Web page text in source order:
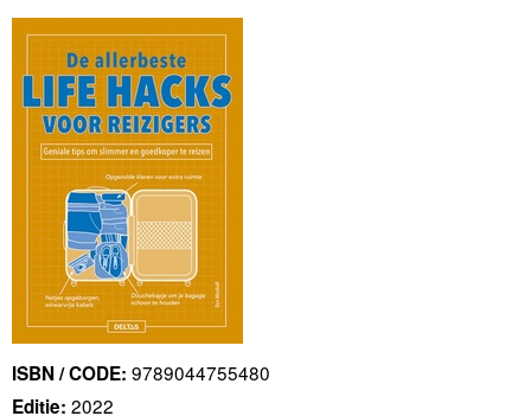
ISBN / CODE: 9789044755480
Editie: 2022